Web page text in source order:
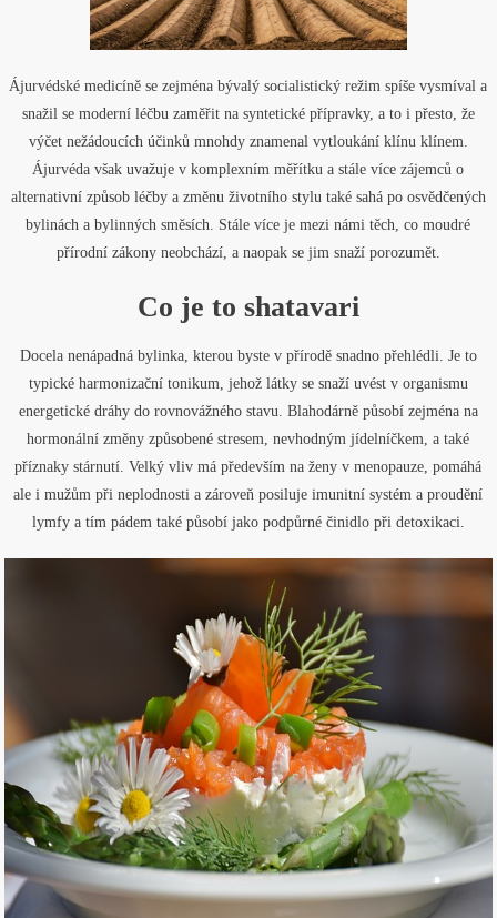
Ájurvédské medicíně se zejména bývalý socialistický režim spíše vysmíval a
snažil se moderní léčbu zaměřit na syntetické přípravky, a to i přesto, že
výčet nežádoucích účinků mnohdy znamenal vytloukání klínu klínem.
Ájurvéda však uvažuje v komplexním měřítku a stále více zájemců o
alternativní způsob léčby a změnu životního stylu také sahá po osvědčených
bylinách a bylinných směsích. Stále více je mezi námi těch, co moudré
přírodní zákony neobchází, a naopak se jim snaží porozumět.
Co je to shatavari
Docela nenápadná bylinka, kterou byste v přírodě snadno přehlédli. Je to
typické harmonizační tonikum, jehož látky se snaží uvést v organismu
energetické dráhy do rovnovážného stavu. Blahodárně působí zejména na
hormonální změny způsobené stresem, nevhodným jídelníčkem, a také
příznaky stárnutí. Velký vliv má především na ženy v menopauze, pomáhá
ale i mužům při neplodnosti a zároveň posiluje imunitní systém a proudění
lymfy a tím pádem také působí jako podpůrné činidlo při detoxikaci.